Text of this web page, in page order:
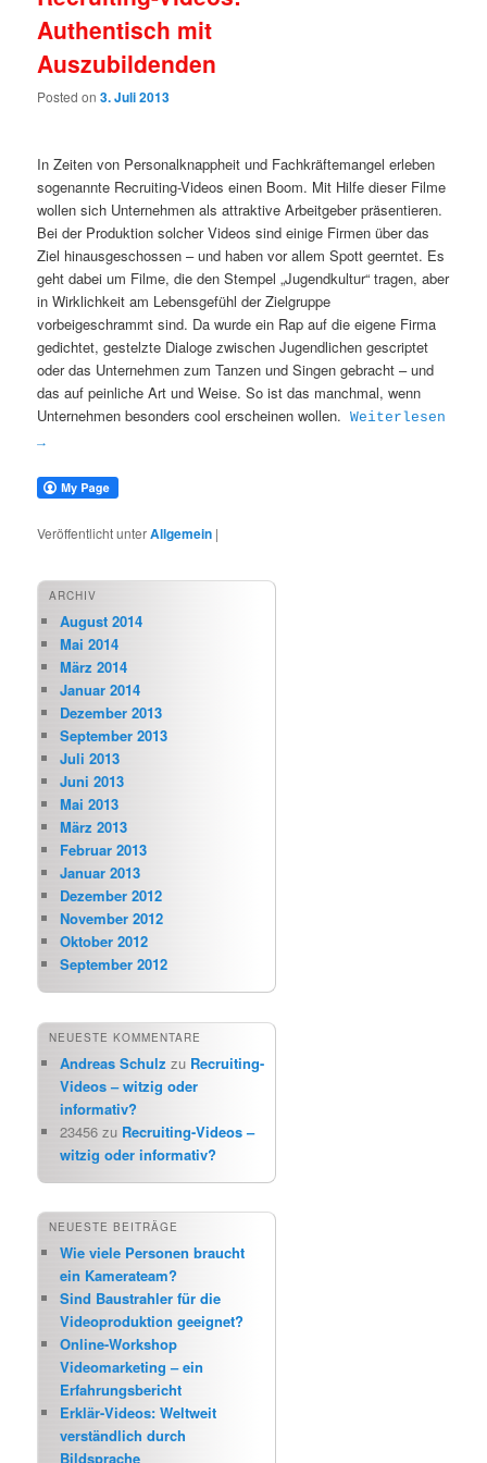
Authentisch mit
Auszubildenden
Posted on3. Juli 2013
In Zeiten von Personalknappheit und Fachkräftemangel erleben
sogenannte Recruiting-Videos einen Boom. Mit Hilfe dieser Filme
wollen sich Unternehmen als attraktive Arbeitgeber präsentieren.
Bei der Produktion solcher Videos sind einige Firmen über das
Ziel hinausgeschossen – und haben vor allem Spott geerntet. Es
geht dabei um Filme, die den Stempel „Jugendkultur“ tragen, aber
in Wirklichkeit am Lebensgefühl der Zielgruppe
vorbeigeschrammt sind. Da wurde ein Rap auf die eigene Firma
gedichtet, gestelzte Dialoge zwischen Jugendlichen gescriptet
oder das Unternehmen zum Tanzen und Singen gebracht – und
das auf peinliche Art und Weise. So ist das manchmal, wenn
Unternehmen besonders cool erscheinen wollen.
Weiterlesen
→
Veröffentlicht unterAllgemein |
ARCHIV
August 2014
Mai 2014
März 2014
Januar 2014
Dezember 2013
September 2013
Juli 2013
Juni 2013
Mai 2013
März 2013
Februar 2013
Januar 2013
Dezember 2012
November 2012
Oktober 2012
September 2012
NEUESTE KOMMENTARE
Andreas Schulz zu Recruiting-
Videos – witzig oder
informativ?
23456 zu Recruiting-Videos –
witzig oder informativ?
NEUESTE BEITRÄGE
Wie viele Personen braucht
ein Kamerateam?
Sind Baustrahler für die
Videoproduktion geeignet?
Online-Workshop
Videomarketing – ein
Erfahrungsbericht
Erklär-Videos: Weltweit
verständlich durch
Bildsprache